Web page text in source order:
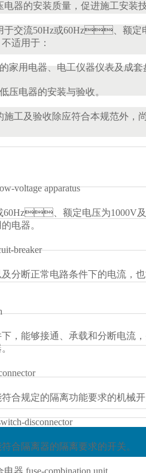
安装质量，促进施工安装技术进
流50Hz或60Hz、额定电压
适用于：
电器、电工仪器仪表及成套盘
器的安装与验收。
及验收除应符合本规范外，
apparatus
、额定电压为1000V及以下
器。
breaker
断正常电路条件下的电流，
，能够接通、承载和分断电流
。
定的隔离功能要求的机械开关电
disconnector
隔离器的隔离要求的开关。